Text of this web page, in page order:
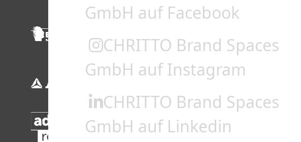
GmbH auf Facebook
CHRITTO Brand Spaces
GmbH auf Instagram
CHRITTO Brand Spaces
GmbH auf Linkedin